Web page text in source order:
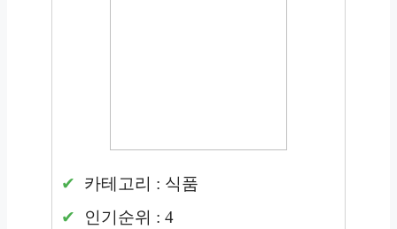
카테고리 : 식품
인기순위 : 4